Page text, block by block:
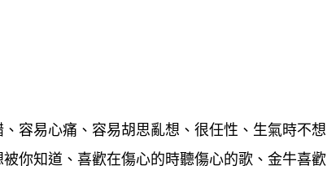
容易心痛、容易胡思亂想、很任性、生氣時不想
你知道、喜歡在傷心的時聽傷心的歌、金牛喜歡